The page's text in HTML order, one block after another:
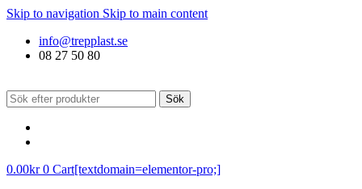
Skip to navigation Skip to main content
info@trepplast.se
08 27 50 80
Sök
0.00kr 0 Cart[textdomain=elementor-pro;]